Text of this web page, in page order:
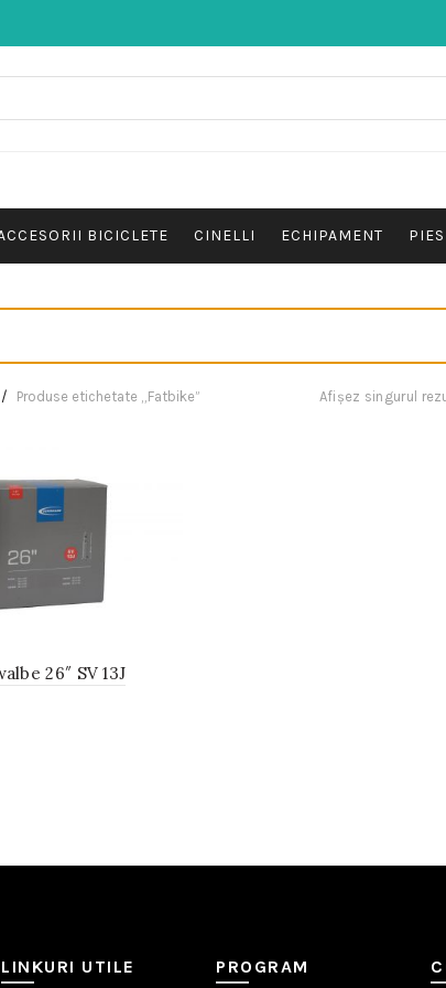
BICICLETE CINELLI ECHIPAMENT
Produse etichetate „Fatbike” Afișez singurul
26″ SV 13J
LINKURI UTILE PROGRAM